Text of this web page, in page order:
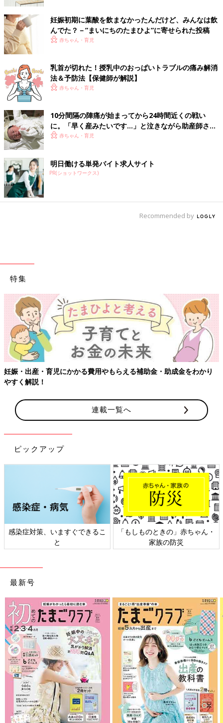
濵脇文子先生（はまわきふみこ）
Profile
助産師・保健師・看護学修士。助産師外来からお産、乳房外来、
産後ケアまで幅広く従事し、出張専門の「はなさんば助
NPOと共同でマタニティソリューションの事業開発も行う。一
般社団法人女性の健康推進協会（ジョセケン）代表理事
立花みどり先生
Profile
35年以上に渡って、運動指導の面から人の身体を研究し続け、
『ピルビスワーク』（骨盤呼吸体操）のメソッドを開発。日常で
も簡単にできる『ピルビスワーク』と、運動能力をさらに高める
運動指導を行う。一般社団法人日本ピルビスワーク協会特別顧
問、ピルビスワーク創始者・
ウーマンウエルネスプログラム（JWWP）
企業向けと個人向けがあり、個人向けなら、1講座受講で8,000円
程度とのこと。
妊娠初期に葉酸を飲まなかったんだけど、みんなは飲
んでた？－”まいにちのたまひよ”に寄せられた投稿
赤ちゃん・育児
乳首が切れた！授乳中のおっぱいトラブルの痛み解消
法＆予防法【保健師が解説】
赤ちゃん・育児
10分間隔の陣痛が始まってから24時間近くの戦い
に。「早く産みたいです…」と泣きながら助産師さん
に訴える【たまひよ 出産体験談】
赤ちゃん・育児
明日働ける単発バイト求人サイト
PR(ショットワークス)
Recommended by
特集
妊娠・出産・育児にかかる費用やもらえる補助金・助成金をわかり
やすく解説！
連載一覧へ
ピックアップ
感染症対策、いますぐできるこ
と
「もしものときの」赤ちゃん・
家族の防災
最新号